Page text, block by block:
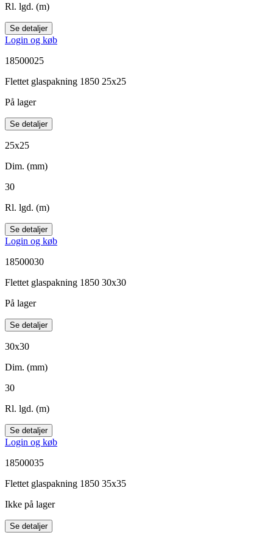
Rl. lgd. (m)
Se detaljer
Login og køb
18500025
Flettet glaspakning 1850 25x25
På lager
Se detaljer
25x25
Dim. (mm)
30
Rl. lgd. (m)
Se detaljer
Login og køb
18500030
Flettet glaspakning 1850 30x30
På lager
Se detaljer
30x30
Dim. (mm)
30
Rl. lgd. (m)
Se detaljer
Login og køb
18500035
Flettet glaspakning 1850 35x35
Ikke på lager
Se detaljer